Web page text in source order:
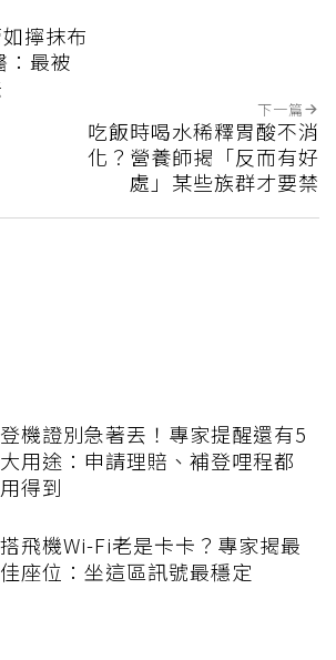
擰抹布
：最被
下一篇
吃飯時喝水稀釋胃酸不消
化？營養師揭「反而有好
處」某些族群才要禁
登機證別急著丟！專家提醒還有5
大用途：申請理賠、補登哩程都
用得到
搭飛機Wi-Fi老是卡卡？專家揭最
佳座位：坐這區訊號最穩定